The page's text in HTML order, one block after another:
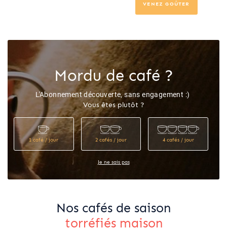
VENEZ GOÛTER
Mordu de café ?
L'Abonnement découverte, sans engagement :)
Vous êtes plutôt ?
1 café / jour 2 cafés / jour 4 cafés / jour
Je ne sais pas
Nos cafés de saison
torréfiés maison